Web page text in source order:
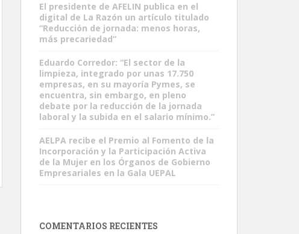
El presidente de AFELIN publica en el
digital de La Razón un artículo titulado
“Reducción de jornada: menos horas,
más precariedad”
Eduardo Corredor: “El sector de la
limpieza, integrado por unas 17.750
empresas, en su mayoría Pymes, se
encuentra, sin embargo, en pleno
debate por la reducción de la jornada
laboral y la subida en el salario mínimo.”
AELPA recibe el Premio al Fomento de la
Incorporación y la Participación Activa
de la Mujer en los Órganos de Gobierno
Empresariales en la Gala UEPAL
COMENTARIOS RECIENTES